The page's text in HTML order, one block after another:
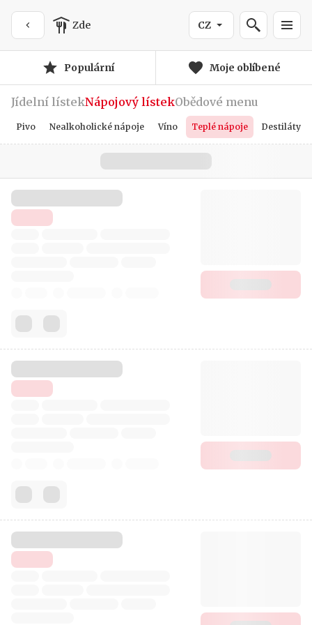
Zde CZ
Populární Moje oblíbené
Jídelní lístekNápojový lístekObědové menu
Pivo Nealkoholické nápoje Víno Teplé nápoje Destiláty